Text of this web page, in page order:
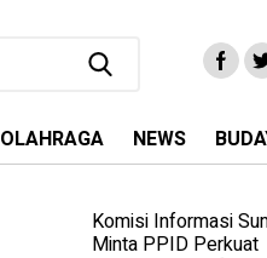
OLAHRAGA NEWS
Komisi Informasi
Minta PPID Perkuat